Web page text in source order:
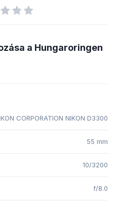
a Hungaroringen
CORPORATION NIKON D3300
55 mm
10/3200
f/8.0